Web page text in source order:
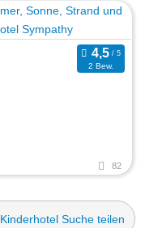
2 Bew.
82
Kinderhotel Suche teilen